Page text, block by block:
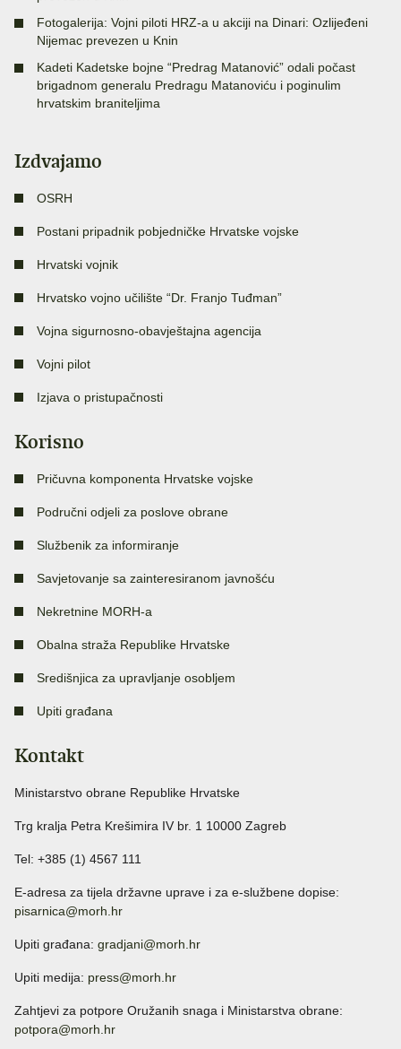
Fotogalerija: Vojni piloti HRZ-a u akciji na Dinari: Ozlijeđeni
Nijemac prevezen u Knin
Kadeti Kadetske bojne “Predrag Matanović” odali počast
brigadnom generalu Predragu Matanoviću i poginulim
hrvatskim braniteljima
Izdvajamo
OSRH
Postani pripadnik pobjedničke Hrvatske vojske
Hrvatski vojnik
Hrvatsko vojno učilište “Dr. Franjo Tuđman”
Vojna sigurnosno-obavještajna agencija
Vojni pilot
Izjava o pristupačnosti
Korisno
Pričuvna komponenta Hrvatske vojske
Područni odjeli za poslove obrane
Službenik za informiranje
Savjetovanje sa zainteresiranom javnošću
Nekretnine MORH-a
Obalna straža Republike Hrvatske
Središnjica za upravljanje osobljem
Upiti građana
Kontakt
Ministarstvo obrane Republike Hrvatske
Trg kralja Petra Krešimira IV br. 1 10000 Zagreb
Tel: +385 (1) 4567 111
E-adresa za tijela državne uprave i za e-službene dopise:
pisarnica@morh.hr
Upiti građana: gradjani@morh.hr
Upiti medija: press@morh.hr
Zahtjevi za potpore Oružanih snaga i Ministarstva obrane:
potpora@morh.hr